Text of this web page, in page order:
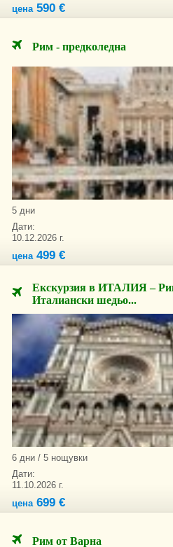
цена 590 €
Рим - предколедна
5 дни
Дати:
10.12.2026 г.
цена 499 €
Екскурзия в ИТАЛИЯ –
Италиански шедьо...
6 дни / 5 нощувки
Дати:
11.10.2026 г.
цена 699 €
Рим от Варна